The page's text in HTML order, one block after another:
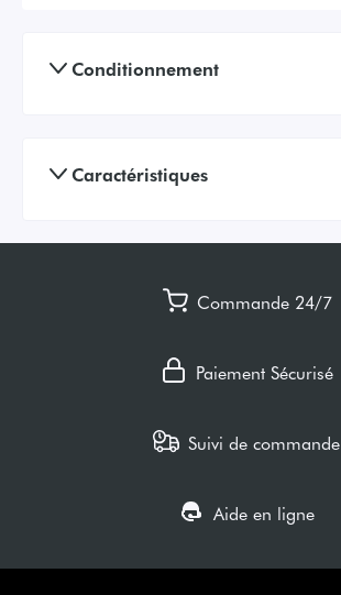
Conditionnement
Caractéristiques
Commande 24/7
Paiement Sécurisé
Suivi de commande
Aide en ligne